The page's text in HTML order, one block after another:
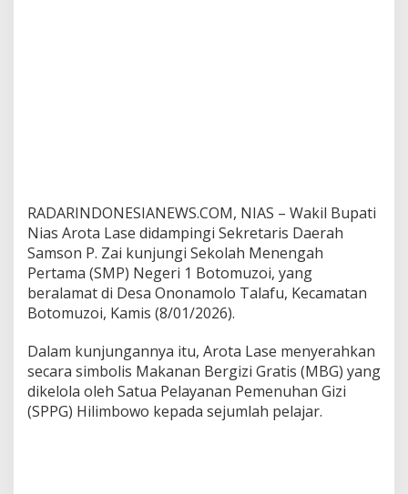
n
M
B
G
RADARINDONESIANEWS.COM, NIAS – Wakil Bupati
Nias Arota Lase didampingi Sekretaris Daerah
Samson P. Zai kunjungi Sekolah Menengah
Pertama (SMP) Negeri 1 Botomuzoi, yang
beralamat di Desa Ononamolo Talafu, Kecamatan
Botomuzoi, Kamis (8/01/2026).
Dalam kunjungannya itu, Arota Lase menyerahkan
secara simbolis Makanan Bergizi Gratis (MBG) yang
dikelola oleh Satua Pelayanan Pemenuhan Gizi
(SPPG) Hilimbowo kepada sejumlah pelajar.